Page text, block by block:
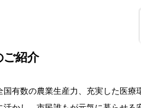
ご紹介
有数の農業生産力、充実した医療